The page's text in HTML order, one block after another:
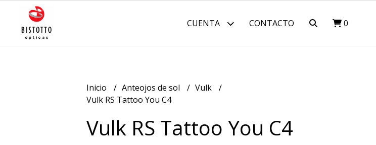
CUENTA CONTACTO 0
Inicio Anteojos de sol
Vulk
Vulk RS Tattoo You C4
Vulk RS Tattoo You C4